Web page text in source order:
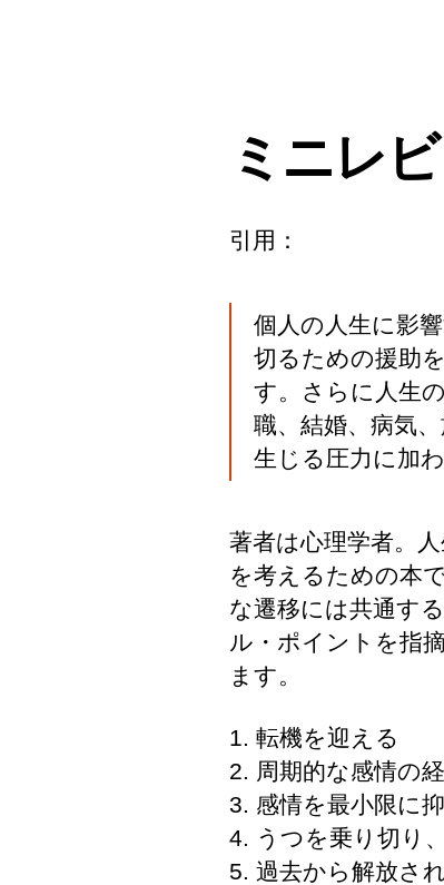
ミニレ
引用：
個人の人生に影
切るための援助
す。さらに人生
職、結婚、病気
生じる圧力に加
著者は心理学者。
を考えるための本
な遷移には共通す
ル・ポイントを指
ます。
1. 転機を迎える
2. 周期的な感情の
3. 感情を最小限に
4. うつを乗り切り
5. 過去から解放さ